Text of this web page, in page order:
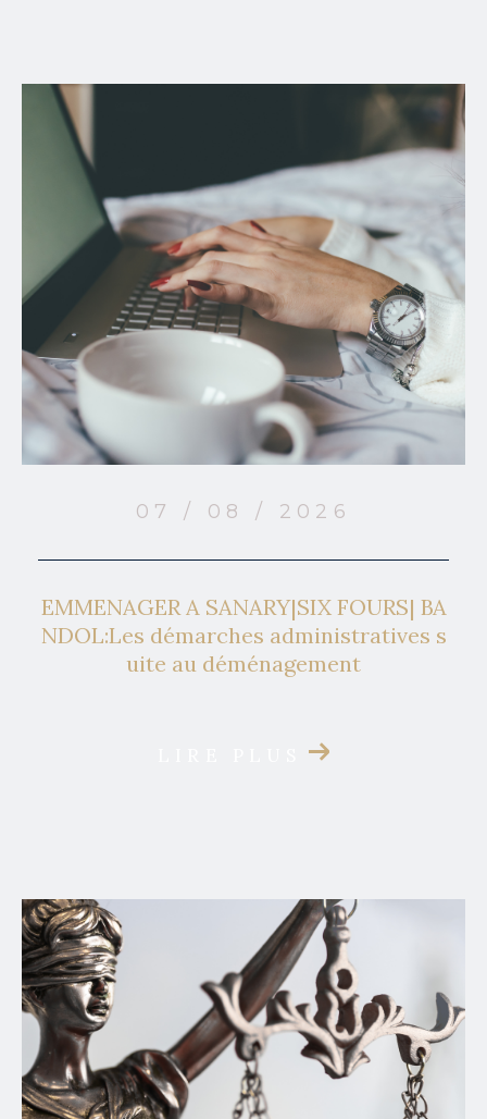
07 / 08 / 2026
EMMENAGER A SANARY|SIX FOURS| BA
NDOL:Les démarches administratives s
uite au déménagement